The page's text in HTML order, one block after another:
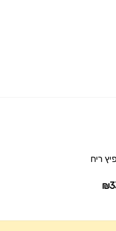
5 - מפיץ ריח
₪המחיר
₪335.00.